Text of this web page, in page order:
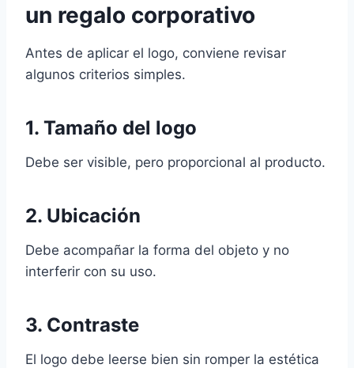
un regalo corporativo
Antes de aplicar el logo, conviene revisar
algunos criterios simples.
1. Tamaño del logo
Debe ser visible, pero proporcional al producto.
2. Ubicación
Debe acompañar la forma del objeto y no
interferir con su uso.
3. Contraste
El logo debe leerse bien sin romper la estética